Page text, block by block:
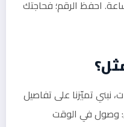
احفظ الرقم؛ فحاجتك
تميّزنا على تفاصيل
وصول في الوقت